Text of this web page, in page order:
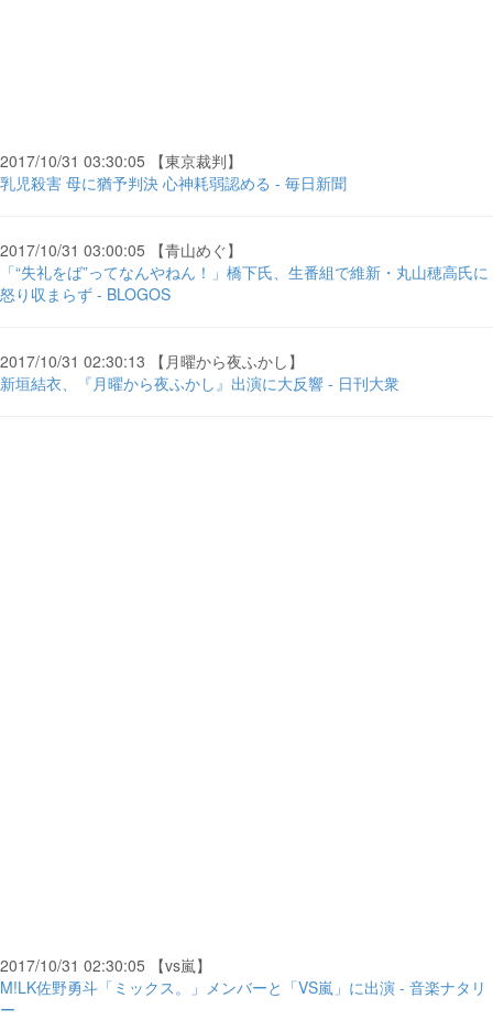
2017/10/31 03:30:05 【東京裁判】
乳児殺害 母に猶予判決 心神耗弱認める - 毎日新聞
2017/10/31 03:00:05 【青山めぐ】
「“失礼をば”ってなんやねん！」橋下氏、生番組で維新・丸山穂高氏に
怒り収まらず - BLOGOS
2017/10/31 02:30:13 【月曜から夜ふかし】
新垣結衣、『月曜から夜ふかし』出演に大反響 - 日刊大衆
2017/10/31 02:30:05 【vs嵐】
M!LK佐野勇斗「ミックス。」メンバーと「VS嵐」に出演 - 音楽ナタリ
ー